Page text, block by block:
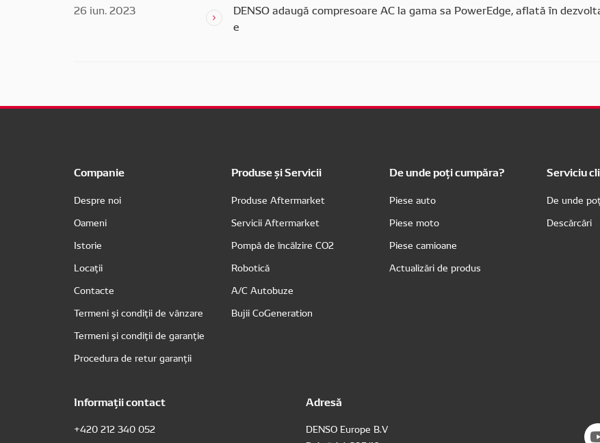
26 iun. 2023
DENSO adaugă compresoare AC la gama sa PowerEdge, aflată în
e
Companie
Despre noi
Oameni
Istorie
Locații
Contacte
Termeni și condiții de vânzare
Termeni și condiții de garanție
Procedura de retur garanții
Produse și Servicii
Produse Aftermarket
Servicii Aftermarket
Pompă de încălzire CO2
Robotică
A/C Autobuze
Bujii CoGeneration
De unde poți cumpăra?
Piese auto
Piese moto
Piese camioane
Actualizări de produs
Serviciu
De unde
Descărcări
Informații contact
+420 212 340 052
Adresă
DENSO Europe B.V